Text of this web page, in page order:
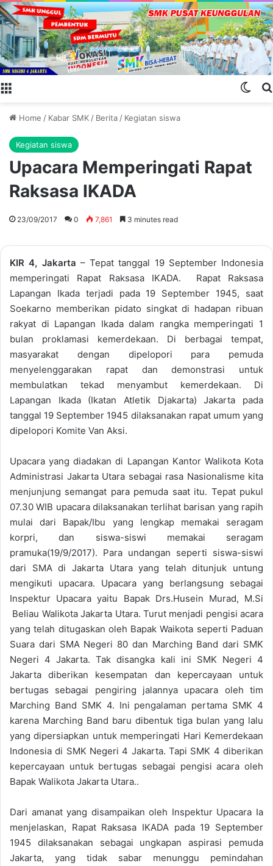
Home / Kabar SMK / Berita / Kegiatan siswa
Kegiatan siswa
Upacara Memperingati Rapat
Raksasa IKADA
23/09/2017 0 7,861 3 minutes read
KIR 4, Jakarta – Tepat tanggal 19 September Indonesia
memperingati Rapat Raksasa IKADA. Rapat Raksasa
Lapangan Ikada terjadi pada 19 September 1945, saat
Soekarno memberikan pidato singkat di hadapan ribuan
rakyat di Lapangan Ikada dalam rangka memperingati 1
bulan proklamasi kemerdekaan. Di berbagai tempat,
masyarakat dengan dipelopori para pemuda
menyelenggarakan rapat dan demonstrasi untuk
membulatkan tekad menyambut kemerdekaan. Di
Lapangan Ikada (Ikatan Atletik Djakarta) Jakarta pada
tanggal 19 September 1945 dilaksanakan rapat umum yang
dipelopori Komite Van Aksi.
Upacara yang diadakan di Lapangan Kantor Walikota Kota
Administrasi Jakarta Utara sebagai rasa Nasionalisme kita
menjunjung semangat para pemuda saat itu. Tepat pukul
07.30 WIB upacara dilaksanakan terlihat barisan yang rapih
mulai dari Bapak/Ibu yang lengkap memakai seragam
korpri, dan siswa-siswi memakai seragam
pramuka(19/9/2017). Para undangan seperti siswa-siswi
dari SMA di Jakarta Utara yang telah ditunjuk untung
mengikuti upacara. Upacara yang berlangsung sebagai
Inspektur Upacara yaitu Bapak Drs.Husein Murad, M.Si
Beliau Walikota Jakarta Utara. Turut menjadi pengisi acara
yang telah ditugaskan oleh Bapak Waikota seperti Paduan
Suara dari SMA Negeri 80 dan Marching Band dari SMK
Negeri 4 Jakarta. Tak disangka kali ini SMK Negeri 4
Jakarta diberikan kesempatan dan kepercayaan untuk
bertugas sebagai pengiring jalannya upacara oleh tim
Marching Band SMK 4. Ini pengalaman pertama SMK 4
karena Marching Band baru dibentuk tiga bulan yang lalu
yang dipersiapkan untuk memperingati Hari Kemerdekaan
Indonesia di SMK Negeri 4 Jakarta. Tapi SMK 4 diberikan
kepercayaan untuk bertugas sebagai pengisi acara oleh
Bapak Walikota Jakarta Utara..
Dari amanat yang disampaikan oleh Inspektur Upacara Ia
menjelaskan, Rapat Raksasa IKADA pada 19 September
1945 dilaksanakan sebagai ungkapan aspirasi pemuda
Jakarta, yang tidak sabar menunggu pemindahan